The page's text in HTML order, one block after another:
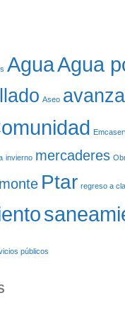
DEL
ACUEDUCTO
CARGACHIQUILLO
AguaAgua
Aseo
invierno mercaderes
Ptar regreso a
públicos